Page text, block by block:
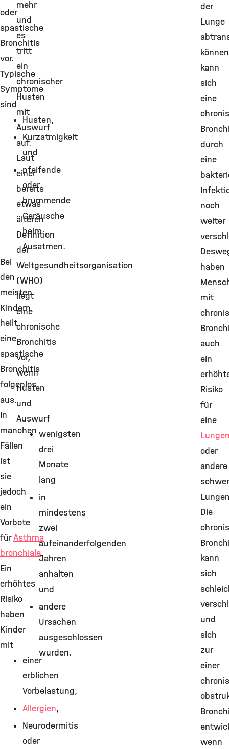
oder
spastische
Bronchitis
vor.
Typische
Symptome
sind
Husten,
Kurzatmigkeit
und
pfeifende
oder
brummende
Geräusche
beim
Ausatmen.
Bei
den
meisten
Kindern
heilt
eine
spastische
Bronchitis
folgenlos
aus.
In
manchen
Fällen
ist
sie
jedoch
ein
Vorbote
fürAsthma
bronchiale.
Ein
erhöhtes
Risiko
haben
Kinder
mit
einer
erblichen
Vorbelastung,
Allergien,
Neurodermitis
oder
mehr
und
es
tritt
ein
chronischer
Husten
mit
Auswurf
auf.
Laut
einer
bereits
etwas
älteren
Definition
der
Weltgesundheitsorganisation
(WHO)
liegt
eine
chronische
Bronchitis
vor,
wenn
Husten
und
Auswurf
wenigsten
drei
Monate
lang
in
mindestens
zwei
aufeinanderfolgenden
Jahren
anhalten
und
andere
Ursachen
ausgeschlossen
wurden.
der
Lunge
kann
sich
eine
durch
eine
noch
weiter
haben
mit
auch
ein
Risiko
für
eine
oder
andere
Die
kann
sich
und
sich
zur
einer
wenn